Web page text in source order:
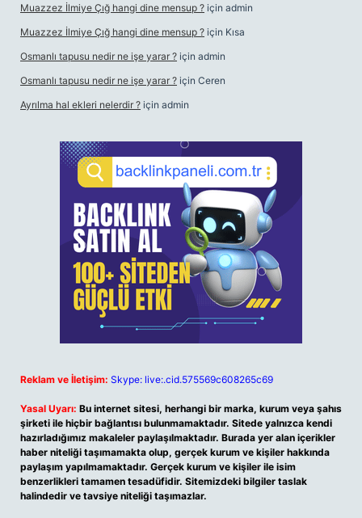
Muazzez İlmiye Çığ hangi dine mensup ? için admin
Muazzez İlmiye Çığ hangi dine mensup ? için Kısa
Osmanlı tapusu nedir ne işe yarar ? için admin
Osmanlı tapusu nedir ne işe yarar ? için Ceren
Ayrılma hal ekleri nelerdir ? için admin
Reklam ve İletişim: Skype: live:.cid.575569c608265c69
Yasal Uyarı: Bu internet sitesi, herhangi bir marka, kurum veya şahıs
şirketi ile hiçbir bağlantısı bulunmamaktadır. Sitede yalnızca kendi
hazırladığımız makaleler paylaşılmaktadır. Burada yer alan içerikler
haber niteliği taşımamakta olup, gerçek kurum ve kişiler hakkında
paylaşım yapılmamaktadır. Gerçek kurum ve kişiler ile isim
benzerlikleri tamamen tesadüfidir. Sitemizdeki bilgiler taslak
halindedir ve tavsiye niteliği taşımazlar.